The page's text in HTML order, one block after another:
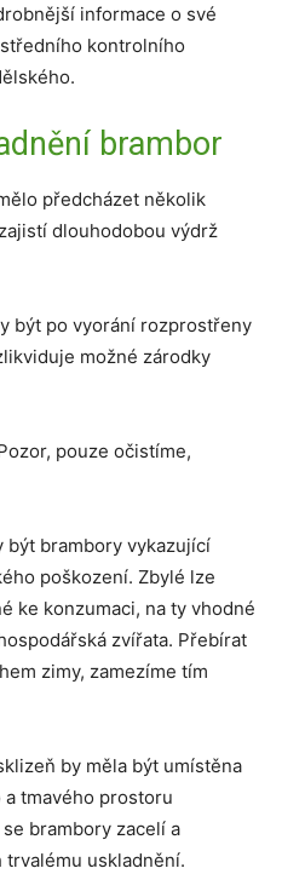
informace o své
kontrolního
brambor
předcházet několik
dlouhodobou výdrž
být po vyorání rozprostřeny
možné zárodky
pouze očistíme,
být brambory vykazující
poškození. Zbylé lze
ke konzumaci, na ty vhodné
zvířata. Přebírat
zimy, zamezíme tím
by měla být umístěna
tmavého prostoru
brambory zacelí a
uskladnění.